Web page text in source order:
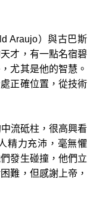
Araujo）與古巴斯
才，有一點名宿碧
尤其是他的智慧。
正確位置，從技術
流砥柱，很高興看
精力充沛，毫無懼
發生碰撞，他們立
難，但感謝上帝，